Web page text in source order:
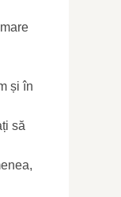
și în
să